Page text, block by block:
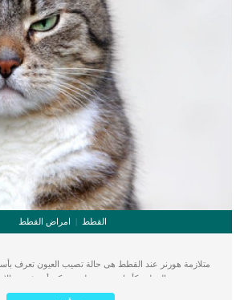
القطط امراض القطط
وتبدو عين القطة وكأنها نصف منغلقة. يمكن أن تؤدي
الأعصاب التي تغذي عضلات الوجه والعينين إلى مجموعة